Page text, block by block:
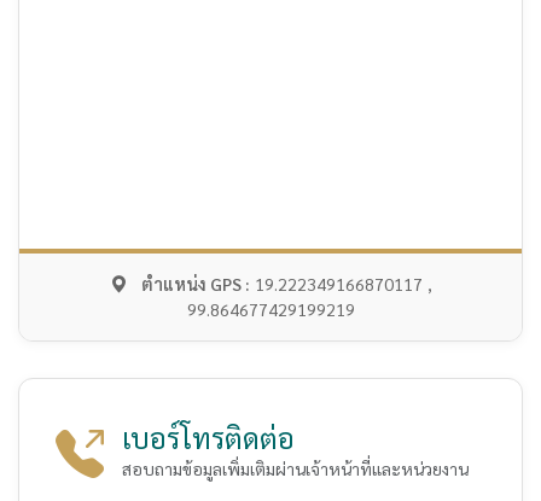
ตำแหน่ง GPS : 19.222349166870117 ,
99.864677429199219
เบอร์โทรติดต่อ
สอบถามข้อมูลเพิ่มเติมผ่านเจ้าหน้าที่และหน่วยงาน